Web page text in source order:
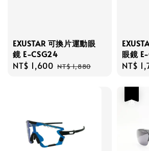
EXUSTAR 可換片運動眼
鏡 E-CSG24
Sale
NT$ 1,600 Regular
NT$ 1,880
眼鏡
Sale
NT$